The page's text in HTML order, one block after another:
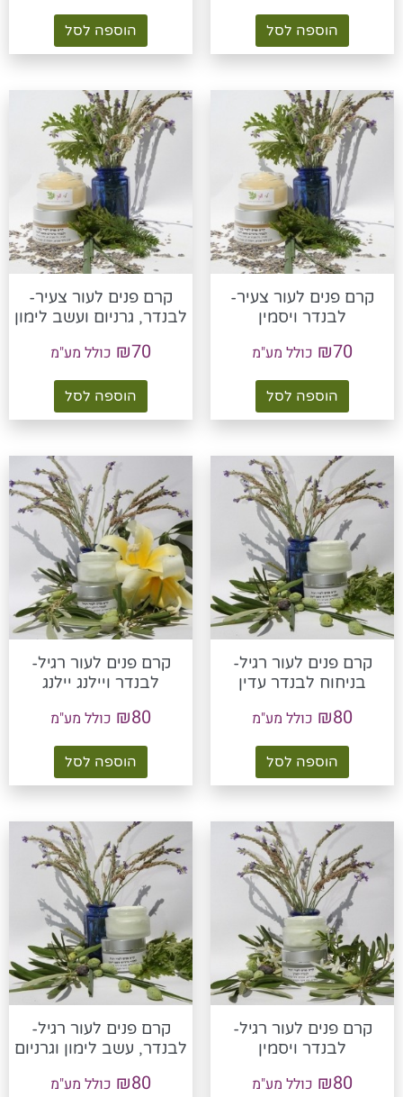
הוספה לסל הוספה לסל
קרם פנים לעור צעיר-
לבנדר ויסמין
₪70 כולל מע"מ
הוספה לסל
קרם פנים לעור צעיר-
לבנדר, גרניום ועשב לימון
₪70 כולל מע"מ
הוספה לסל
קרם פנים לעור רגיל-
בניחוח לבנדר עדין
₪80 כולל מע"מ
הוספה לסל
קרם פנים לעור רגיל-
לבנדר ויילנג יילנג
₪80 כולל מע"מ
הוספה לסל
קרם פנים לעור רגיל-
לבנדר ויסמין
₪80 כולל מע"מ
קרם פנים לעור רגיל-
לבנדר, עשב לימון וגרניום
₪80 כולל מע"מ